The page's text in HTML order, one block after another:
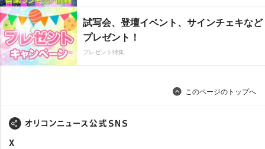
試写会、登壇イベント、サインチェキなど
プレゼント！
プレゼント特集
このページのトップへ
X